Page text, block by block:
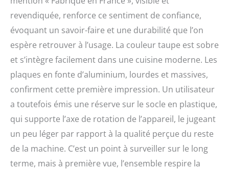
tension (orange) ainsi
que la fin du
préchauffage et de la
cuisson (vert).
revendiquée, renforce ce sentiment de confiance,
évoquant un savoir-faire et une durabilité que l’on
espère retrouver à l’usage. La couleur taupe est sobre
et s’intègre facilement dans une cuisine moderne. Les
plaques en fonte d’aluminium, lourdes et massives,
confirment cette première impression. Un utilisateur
a toutefois émis une réserve sur le socle en plastique,
qui supporte l’axe de rotation de l’appareil, le jugeant
un peu léger par rapport à la qualité perçue du reste
de la machine. C’est un point à surveiller sur le long
terme, mais à première vue, l’ensemble respire la